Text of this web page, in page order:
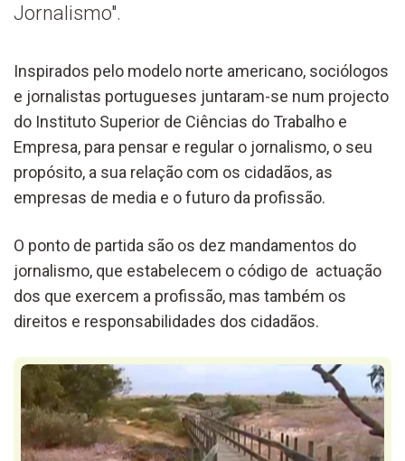
Jornalismo".
Inspirados pelo modelo norte americano, sociólogos
e jornalistas portugueses juntaram-se num projecto
do Instituto Superior de Ciências do Trabalho e
Empresa, para pensar e regular o jornalismo, o seu
propósito, a sua relação com os cidadãos, as
empresas de media e o futuro da profissão.
O ponto de partida são os dez mandamentos do
jornalismo, que estabelecem o código de actuação
dos que exercem a profissão, mas também os
direitos e responsabilidades dos cidadãos.